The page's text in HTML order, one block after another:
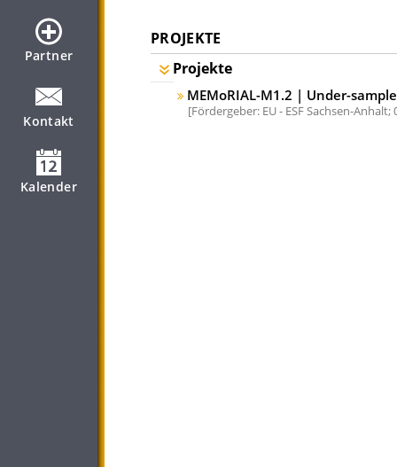
Partner
Kontakt
Kalender
PROJEKTE
Projekte
MEMoRIAL-M1.2 | Under-
Fördergeber: EU - ESF Sachsen-Anhalt;